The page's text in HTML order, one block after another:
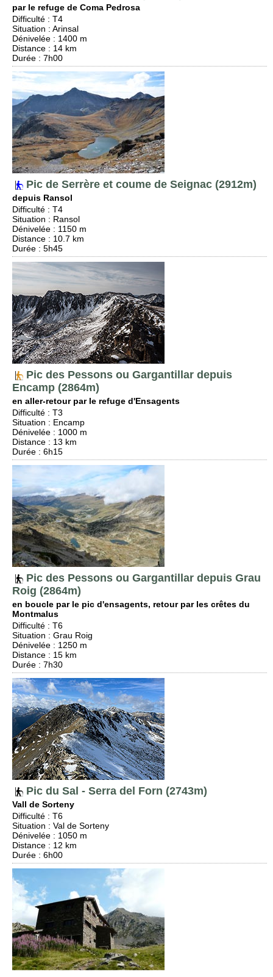
par le refuge de Coma Pedrosa
Difficulté : T4
Situation : Arinsal
Dénivelée : 1400 m
Distance : 14 km
Durée : 7h00
Pic de Serrère et coume de Seignac (2912m)
depuis Ransol
Difficulté : T4
Situation : Ransol
Dénivelée : 1150 m
Distance : 10.7 km
Durée : 5h45
Pic des Pessons ou Gargantillar depuis
Encamp (2864m)
en aller-retour par le refuge d'Ensagents
Difficulté : T3
Situation : Encamp
Dénivelée : 1000 m
Distance : 13 km
Durée : 6h15
Pic des Pessons ou Gargantillar depuis Grau
Roig (2864m)
en boucle par le pic d'ensagents, retour par les crêtes du
Montmalus
Difficulté : T6
Situation : Grau Roig
Dénivelée : 1250 m
Distance : 15 km
Durée : 7h30
Pic du Sal - Serra del Forn (2743m)
Vall de Sorteny
Difficulté : T6
Situation : Val de Sorteny
Dénivelée : 1050 m
Distance : 12 km
Durée : 6h00